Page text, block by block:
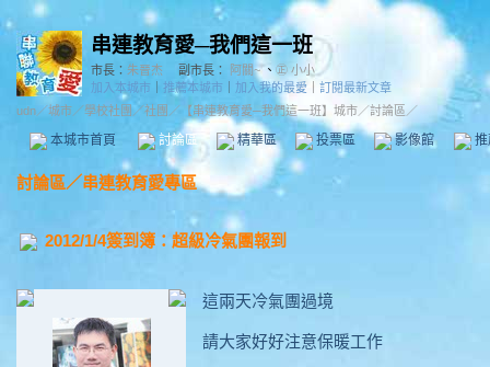
串連教育愛─我們這一班
市長： 朱晉杰 副市長： 阿關~、 ㊣ 小小
加入本城市
推薦本城市 加入我的最愛
訂閱最新文章
udn／城市／學校社團 ／社團 ／ 【串連教育愛─我們這一班】城市／討論區／
本城市首頁 討論區 精華區 投票區 影像館
討論區／串連教育愛專區
2012/1/4簽到簿：超級冷氣團報到
這兩天冷氣團過境
請大家好好注意保暖工作